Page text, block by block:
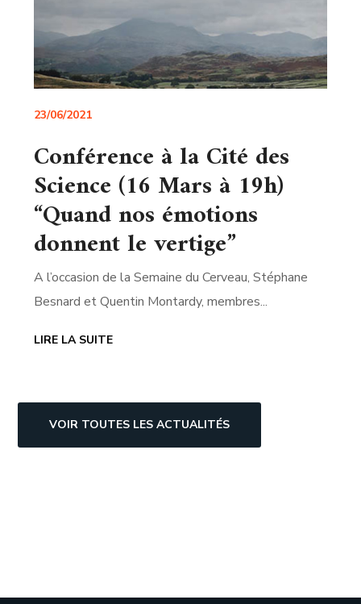
23/06/2021
Conférence à la Cité des
Science (16 Mars à 19h)
“Quand nos émotions
donnent le vertige”
A l’occasion de la Semaine du Cerveau, Stéphane
Besnard et Quentin Montardy, membres...
LIRE LA SUITE
VOIR TOUTES LES ACTUALITÉS